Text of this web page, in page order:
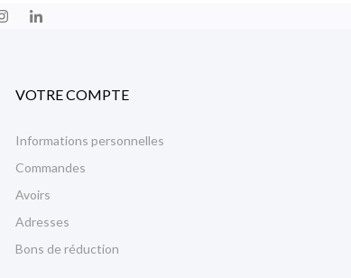
VOTRE COMPTE
Informations personnelles
Commandes
Avoirs
Adresses
Bons de réduction